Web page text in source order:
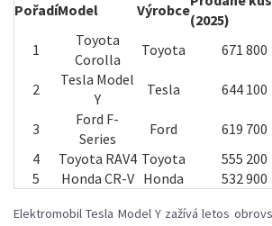
PořadíModel Výrobce
(2025)
1
Toyota
Corolla
Toyota 671 800
2
Tesla Model
Y
Tesla 644 100
3
Ford F-
Series
Ford 619 700
4
Toyota RAV4 Toyota 555 200
5
Honda CR-V Honda 532 900
Elektromobil Tesla Model Y zažívá letos